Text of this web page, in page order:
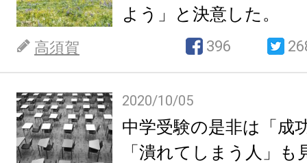
よう」と決意した。
高須賀 396
2020/10/05
中学受験の是非は「成
「潰れてしまう人」